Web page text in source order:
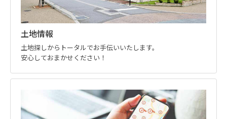
土地情報
土地探しからトータルでお手伝いいたします。
安心しておまかせください！